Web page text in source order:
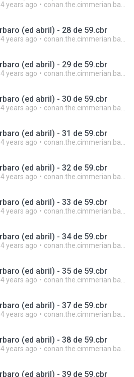
years ago conan.the.cimmerian.barbarian
(ed abril) - 28 de 59.cbr
years ago conan.the.cimmerian.barbarian
(ed abril) - 29 de 59.cbr
years ago conan.the.cimmerian.barbarian
(ed abril) - 30 de 59.cbr
years ago conan.the.cimmerian.barbarian
(ed abril) - 31 de 59.cbr
years ago conan.the.cimmerian.barbarian
(ed abril) - 32 de 59.cbr
years ago conan.the.cimmerian.barbarian
(ed abril) - 33 de 59.cbr
years ago conan.the.cimmerian.barbarian
(ed abril) - 34 de 59.cbr
years ago conan.the.cimmerian.barbarian
(ed abril) - 35 de 59.cbr
years ago conan.the.cimmerian.barbarian
(ed abril) - 37 de 59.cbr
years ago conan.the.cimmerian.barbarian
(ed abril) - 38 de 59.cbr
years ago conan.the.cimmerian.barbarian
(ed abril) - 39 de 59.cbr